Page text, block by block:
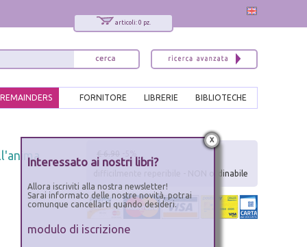
articoli: 0 pz.
BIBLIOTECHE
LIBRERIE
FORNITORE
REMAINDERS
difficilmente reperibile - NON ordinabile
x
Interessato ai nostri libri?
Allora iscriviti alla nostra newsletter!
Sarai informato delle nostre novità, potrai
comunque cancellarti quando desideri.
modulo di iscrizione